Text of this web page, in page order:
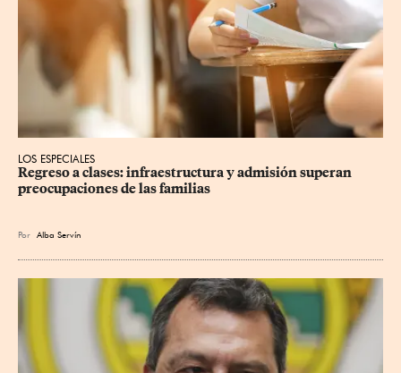
LOS ESPECIALES
Regreso a clases: infraestructura y admisión superan
preocupaciones de las familias
Por Alba Servín